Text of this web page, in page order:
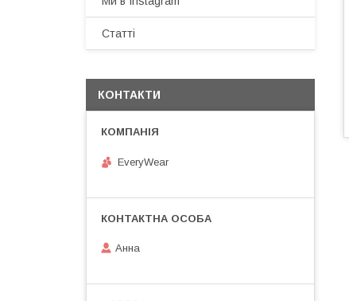
Статті
КОНТАКТИ
EveryWear
Анна